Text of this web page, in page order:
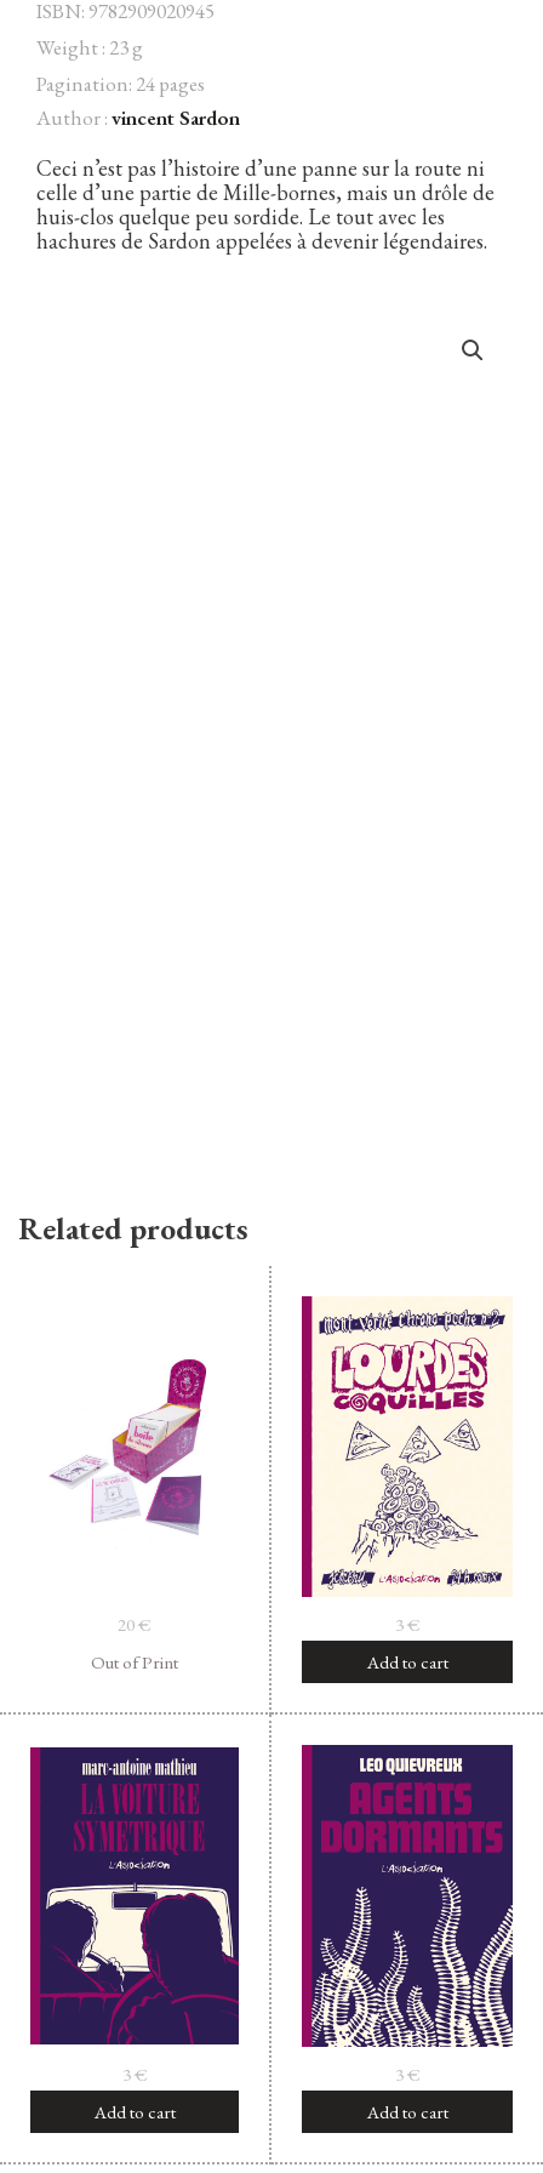
Facebook Instagram
ISBN: 9782909020945
Weight : 23 g
Pagination: 24 pages
Author :vincent Sardon
Ceci n’est pas l’histoire d’une panne sur la route ni
celle d’une partie de Mille-bornes, mais un drôle de
huis-clos quelque peu sordide. Le tout avec les
hachures de Sardon appelées à devenir légendaires.
Related products
20€
Out of Print
3€
Add to cart
3€
Add to cart
3€
Add to cart